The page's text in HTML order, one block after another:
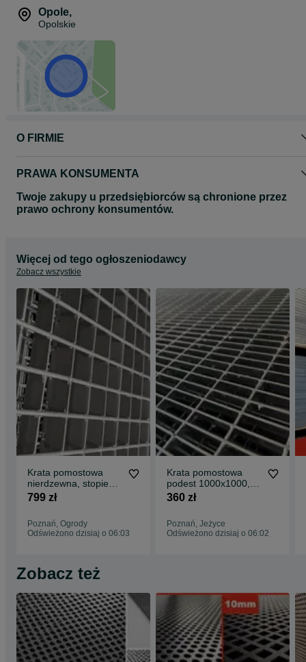
Opole,
Opolskie
O FIRMIE
PRAWA KONSUMENTA
Twoje zakupy u przedsiębiorców są chronione przez
prawo ochrony konsumentów.
Więcej od tego ogłoszeniodawcy
Zobacz wszystkie
Krata pomostowa
nierdzewna, stopień
nierdzewka,
799 zł
Poznań, Ogrody
Odświeżono dzisiaj o 06:03
Krata pomostowa
podest 1000x1000,
33x11 stopnie
360 zł
Poznań, Jeżyce
Odświeżono dzisiaj o 06:02
Zobacz też